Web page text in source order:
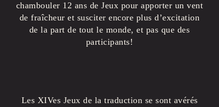
chambouler 12 ans de Jeux pour apporter un vent
de fraîcheur et susciter encore plus d’excitation
de la part de tout le monde, et pas que des
participants!
Les XIVes Jeux de la traduction se sont avérés